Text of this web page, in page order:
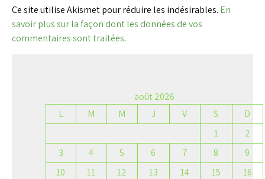
Ce site utilise Akismet pour réduire les indésirables. En
savoir plus sur la façon dont les données de vos
commentaires sont traitées.
août 2026
L
M M J V S
D
1
2
3
4 5 6 7 8
9
10
11 12 13 14 15
16